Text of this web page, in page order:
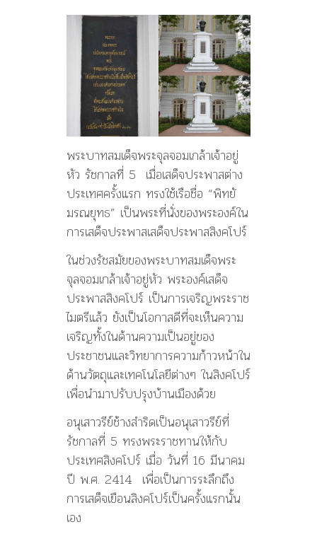
พระบาทสมเด็จพระจุลจอมเกล้าเจ้าอยู่
หัว รัชกาลที่ 5 เมื่อเสด็จประพาสต่าง
ประเทศครั้งแรก ทรงใช้เรือชื่อ “พิทยั
มรณยุทธ” เป็นพระที่นั่งของพระองค์ใน
การเสด็จประพาสเสด็จประพาสสิงคโปร์
ในช่วงรัชสมัยของพระบาทสมเด็จพระ
จุลจอมเกล้าเจ้าอยู่หัว พระองค์เสด็จ
ประพาสสิงคโปร์ เป็นการเจริญพระราช
ไมตรีแล้ว ยังเป็นโอกาสดีที่จะเห็นความ
เจริญทั้งในด้านความเป็นอยู่ของ
ประชาชนและวิทยาการความก้าวหน้าใน
ด้านวัตถุและเทคโนโลยีต่างๆ ในสิงคโปร์
เพื่อนำมาปรับปรุงบ้านเมืองด้วย
อนุเสาวรีย์ช้างสำริดเป็นอนุเสาวรีย์ที่
รัชกาลที่ 5 ทรงพระราชทานให้กับ
ประเทศสิงคโปร์ เมื่อ วันที่ 16 มีนาคม
ปี พ.ศ. 2414 เพื่อเป็นการระลึกถึง
การเสด็จเยือนสิงคโปร์เป็นครั้งแรกนั้น
เอง